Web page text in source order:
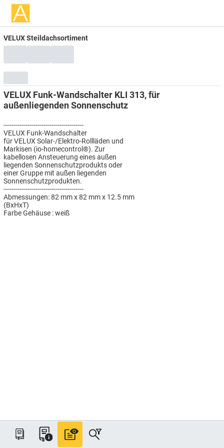
VELUX Steildachsortiment
VELUX Funk-Wandschalter KLI 313, für
außenliegenden Sonnenschutz
----------------------------------------
VELUX Funk-Wandschalter
für VELUX Solar-/Elektro-Rollläden und
Markisen (io-homecontrol®). Zur
kabellosen Ansteuerung eines außen
liegenden Sonnenschutzprodukts oder
einer Gruppe mit außen liegenden
Sonnenschutzprodukten.
----------------------------------------
Abmessungen: 82 mm x 82 mm x 12.5 mm
(BxHxT)
Farbe Gehäuse : weiß